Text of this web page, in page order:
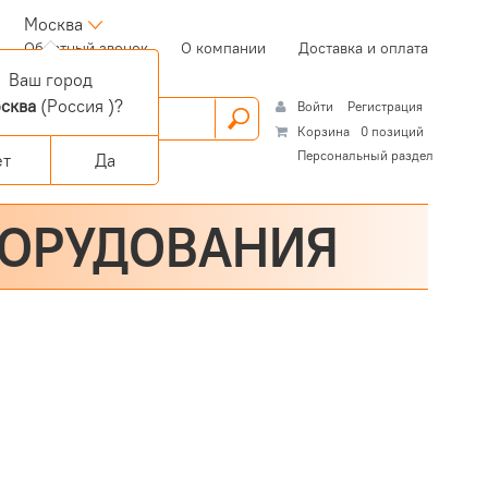
Москва
Обратный звонок(current)О компании Доставка и оплата
Войти
Регистрация
Корзина
0 позиций
Персональный раздел
Ваш город
(Россия )?
Да